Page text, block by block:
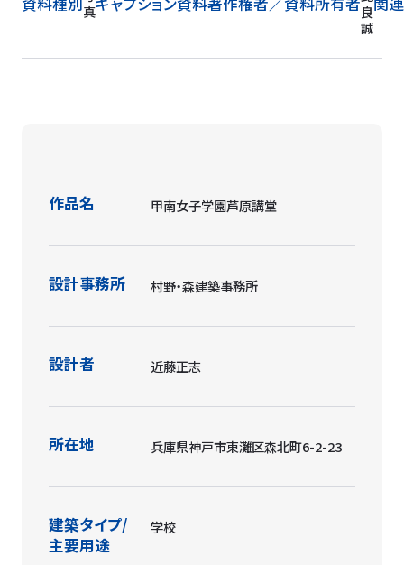
真
良
誠
作品名 甲南女子学園芦原講堂
設計事務所 村野・森建築事務所
設計者 近藤正志
所在地 兵庫県神戸市東灘区森北町6-2-23
建築タイプ/
主要用途
学校